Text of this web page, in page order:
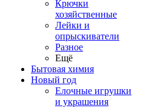
Крючки
хозяйственные
Лейки и
опрыскиватели
Разное
Ещё
Бытовая химия
Новый год
Елочные игрушки
и украшения